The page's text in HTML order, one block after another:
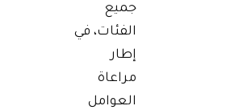
جميع
الفئات، في
إطار
مراعاة
العوامل